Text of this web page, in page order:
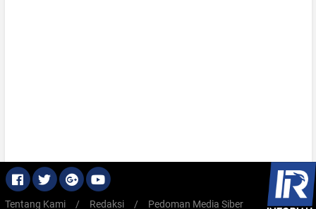
Tentang Kami / Redaksi / Pedoman Media Siber